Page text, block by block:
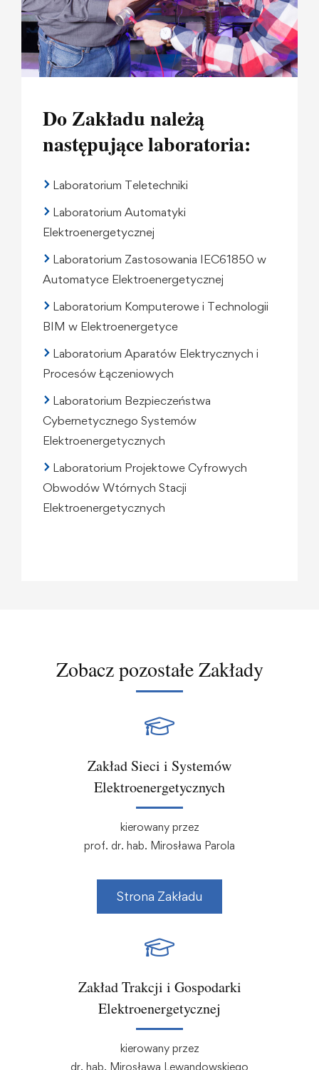
Do Zakładu należą
następujące laboratoria:
Laboratorium Teletechniki
Laboratorium Automatyki
Elektroenergetycznej
Laboratorium Zastosowania IEC61850 w
Automatyce Elektroenergetycznej
Laboratorium Komputerowe i Technologii
BIM w Elektroenergetyce
Laboratorium Aparatów Elektrycznych i
Procesów Łączeniowych
Laboratorium Bezpieczeństwa
Cybernetycznego Systemów
Elektroenergetycznych
Laboratorium Projektowe Cyfrowych
Obwodów Wtórnych Stacji
Elektroenergetycznych
Zobacz pozostałe Zakłady
Zakład Sieci i Systemów
Elektroenergetycznych
kierowany przez
prof. dr. hab. Mirosława Parola
Strona Zakładu
Zakład Trakcji i Gospodarki
Elektroenergetycznej
kierowany przez
dr. hab. Mirosława Lewandowskiego